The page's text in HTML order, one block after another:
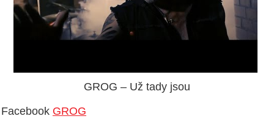
GROG – Už tady jsou
Facebook GROG